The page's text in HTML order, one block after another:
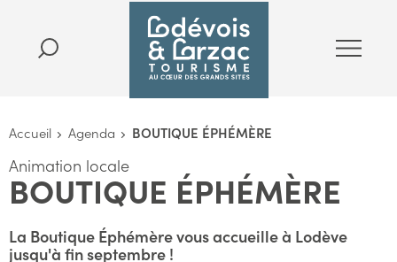
Accueil Agenda BOUTIQUE ÉPHÉMÈRE
Animation locale
BOUTIQUE ÉPHÉMÈRE
La Boutique Éphémère vous accueille à Lodève
jusqu'à fin septembre !